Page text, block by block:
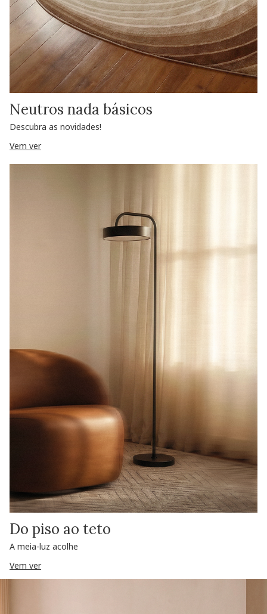
Neutros nada básicos
Descubra as novidades!
Vem ver
Do piso ao teto
A meia-luz acolhe
Vem ver